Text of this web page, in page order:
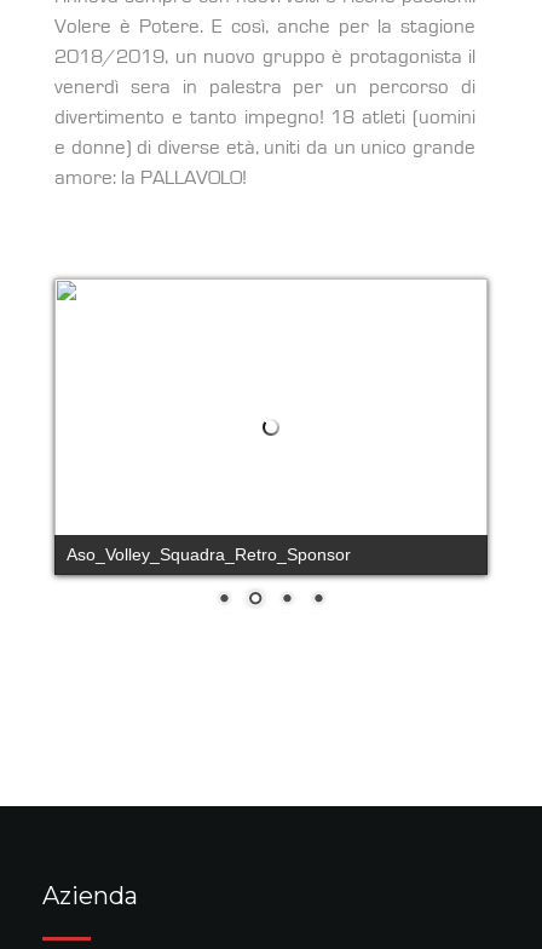
Volere è Potere. E così, anche per la stagione
2018/2019, un nuovo gruppo è protagonista il
venerdì sera in palestra per un percorso di
divertimento e tanto impegno! 18 atleti (uomini
e donne) di diverse età, uniti da un unico grande
amore: la PALLAVOLO!
Aso_Volley_Squadra_Retro_Sponsor
Azienda